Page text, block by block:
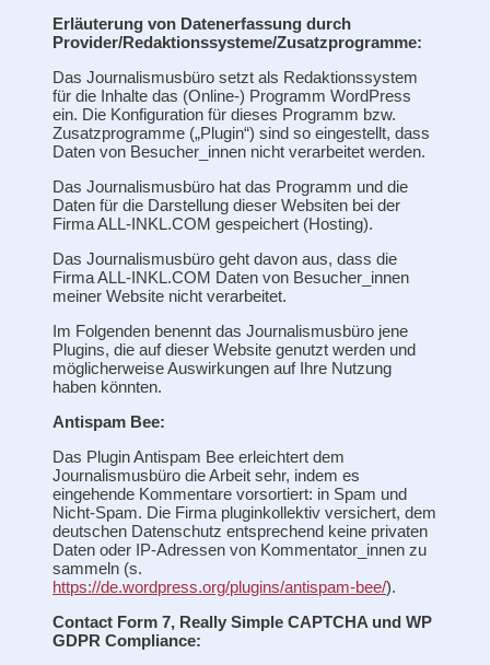
Erläuterung von Datenerfassung durch
Provider/Redaktionssysteme/Zusatzprogramme:
Das Journalismusbüro setzt als Redaktionssystem
für die Inhalte das (Online-) Programm WordPress
ein. Die Konfiguration für dieses Programm bzw.
Zusatzprogramme („Plugin“) sind so eingestellt, dass
Daten von Besucher_innen nicht verarbeitet werden.
Das Journalismusbüro hat das Programm und die
Daten für die Darstellung dieser Websiten bei der
Firma ALL-INKL.COM gespeichert (Hosting).
Das Journalismusbüro geht davon aus, dass die
Firma ALL-INKL.COM Daten von Besucher_innen
meiner Website nicht verarbeitet.
Im Folgenden benennt das Journalismusbüro jene
Plugins, die auf dieser Website genutzt werden und
möglicherweise Auswirkungen auf Ihre Nutzung
haben könnten.
Antispam Bee:
Das Plugin Antispam Bee erleichtert dem
Journalismusbüro die Arbeit sehr, indem es
eingehende Kommentare vorsortiert: in Spam und
Nicht-Spam. Die Firma pluginkollektiv versichert, dem
deutschen Datenschutz entsprechend keine privaten
Daten oder IP-Adressen von Kommentator_innen zu
sammeln (s.
https://de.wordpress.org/plugins/antispam-bee/).
Contact Form 7, Really Simple CAPTCHA und WP
GDPR Compliance: